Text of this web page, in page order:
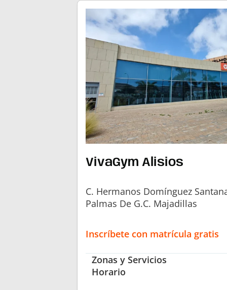
VivaGym Alisios
C. Hermanos Domínguez
Palmas De G.C. Majadillas
Inscríbete con matrícula gratis
Zonas y Servicios
Horario